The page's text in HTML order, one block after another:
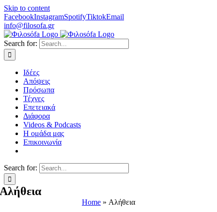
Skip to content
FacebookInstagramSpotifyTiktokEmail
info@filosofa.gr
Search for:
Ιδέες
Απόψεις
Πρόσωπα
Τέχνες
Επετειακά
Διάφορα
Videos & Podcasts
Η ομάδα μας
Επικοινωνία
Search for:
Αλήθεια
Home » Αλήθεια